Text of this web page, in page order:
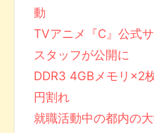
動
TVアニメ『C』公式
スタッフが公開に
DDR3 4GBメモリ×2
円割れ
就職活動中の都内の